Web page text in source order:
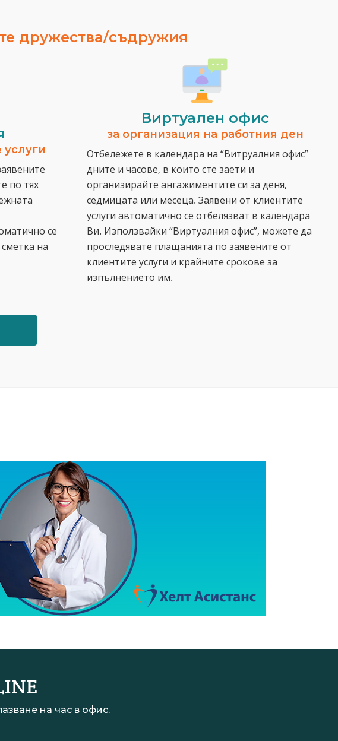
дружества/съдружия
услуги
по тях
се
на
Виртуален офис
за организация на работния ден
Отбележете в календара на “Витруалния офис”
дните и часове, в които сте заети и
организирайте ангажиментите си за деня,
седмицата или месеца. Заявени от клиентите
услуги автоматично се отбелязват в календара
Ви. Използвайки “Виртуалния офис”, можете да
проследявате плащанията по заявените от
клиентите услуги и крайните срокове за
изпълнението им.
на час в офис.